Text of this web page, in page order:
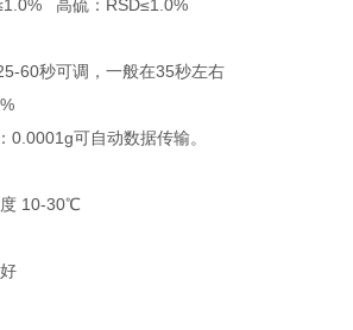
高硫：RSD≤1.0%
60秒可调，一般在35秒左右
0.0001g可自动数据传输。
度 10-30℃